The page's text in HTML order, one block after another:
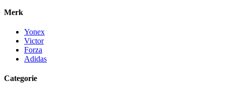
Merk
Yonex
Victor
Forza
Adidas
Categorie